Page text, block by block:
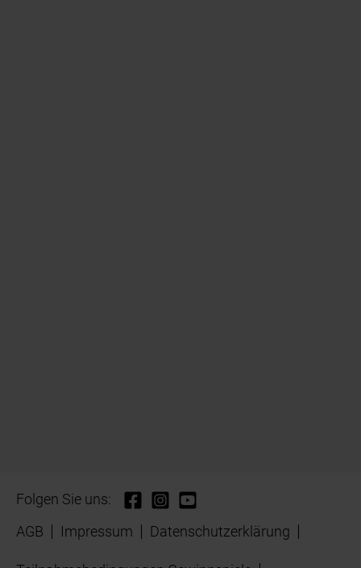
Folgen Sie uns:
AGB
Impressum Datenschutzerklärung